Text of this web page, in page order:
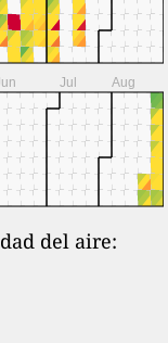
Jul Aug
del aire: